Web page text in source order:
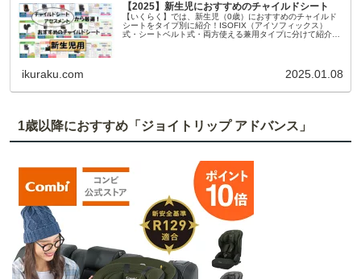
【2025】新生児におすすめのチャイルドシート
【いくらく】では、新生児（0歳）におすすめのチャイルド
シートをタイプ別に紹介！ISOFIX（アイソフィックス）
式・シートベルト式・両方使える兼用タイプに分けて紹介し
ikuraku.com 2025.01.08
1歳以降におすすめ「ジョイトリップ アドバンス」